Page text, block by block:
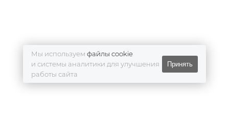
Мы используем файлы cookie
и системы аналитики для улучшения
работы сайта
Принять